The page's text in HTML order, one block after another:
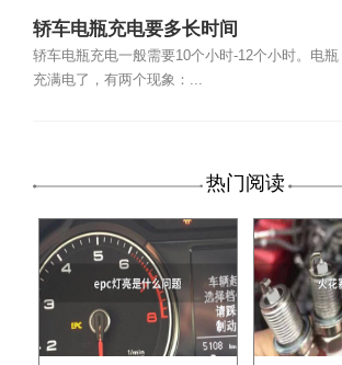
轿车电瓶充电要多长时间
轿车电瓶充电一般需要10个小时-12个小时。电瓶
充满电了，有两个现象：...
热门阅读